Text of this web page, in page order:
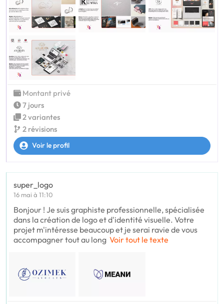
Montant privé
7 jours
2 variantes
2 révisions
Voir le profil
super_logo
16 mai à 11:10
Bonjour ! Je suis graphiste professionnelle, spécialisée
dans la création de logo et d'identité visuelle. Votre
projet m'intéresse beaucoup et je serai ravie de vous
accompagner tout au long Voir tout le texte